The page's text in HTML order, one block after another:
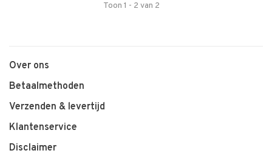
Toon 1 - 2 van 2
Over ons
Betaalmethoden
Verzenden & levertijd
Klantenservice
Disclaimer